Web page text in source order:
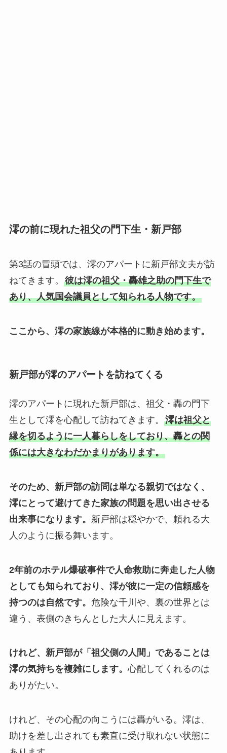
澪の前に現れた祖父の門下生・新戸部
第3話の冒頭では、澪のアパートに新戸部文夫が訪
ねてきます。 彼は澪の祖父・轟雄之助の門下生で
あり、人気国会議員として知られる人物です。
ここから、澪の家族線が本格的に動き始めます。
新戸部が澪のアパートを訪ねてくる
澪のアパートに現れた新戸部は、祖父・轟の門下
生として澪を心配して訪ねてきます。 澪は祖父と
縁を切るように一人暮らしをしており、轟との関
係には大きなわだかまりがあります。
そのため、新戸部の訪問は単なる親切ではなく、
澪にとって避けてきた家族の問題を思い出させる
出来事になります。 新戸部は穏やかで、頼れる大
人のように振る舞います。
2年前のホテル爆破事件で人命救助に奔走した人物
としても知られており、澪が彼に一定の信頼感を
持つのは自然です。 危険な千川や、裏の世界とは
違う、表側のきちんとした大人に見えます。
けれど、新戸部が「祖父側の人間」であることは
澪の気持ちを複雑にします。心配してくれるのは
ありがたい。
けれど、その心配の向こうには轟がいる。澪は、
助けを差し出されても素直に受け取れない状態に